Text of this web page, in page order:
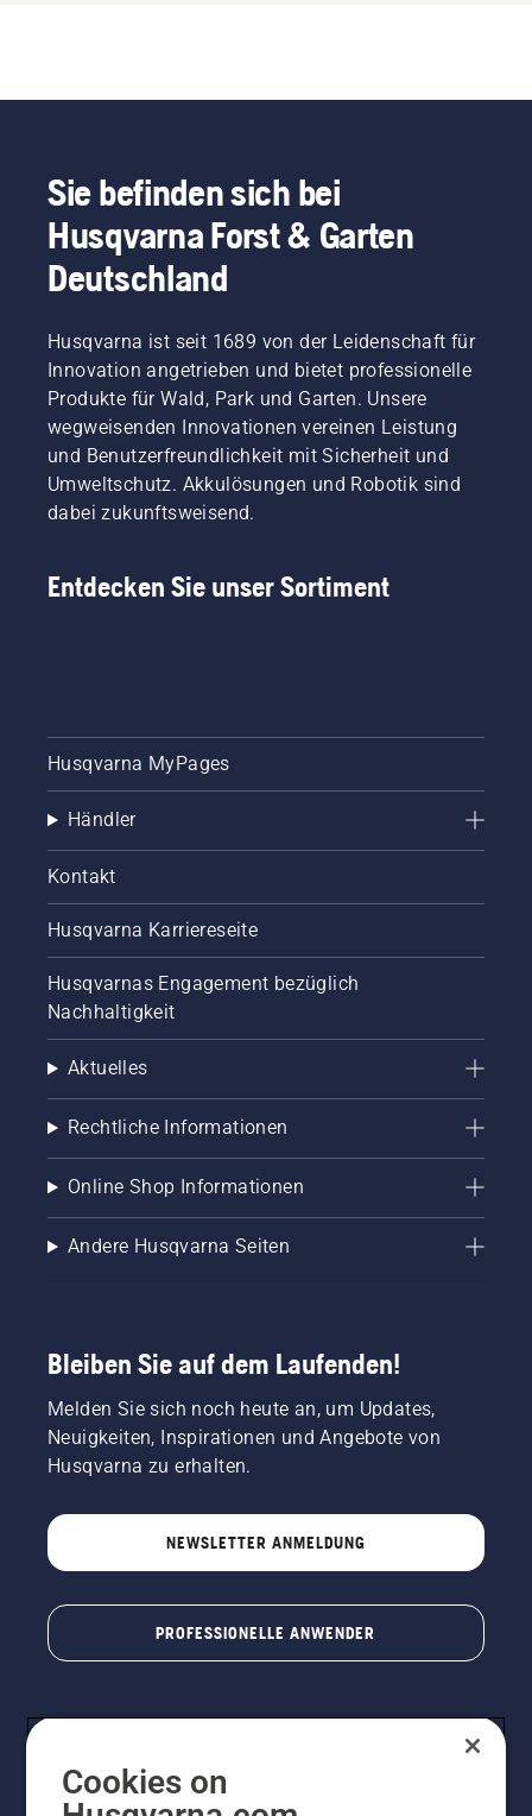
Sie befinden sich bei
Husqvarna Forst & Garten
Deutschland
Husqvarna ist seit 1689 von der Leidenschaft für
Innovation angetrieben und bietet professionelle
Produkte für Wald, Park und Garten. Unsere
wegweisenden Innovationen vereinen Leistung
und Benutzerfreundlichkeit mit Sicherheit und
Umweltschutz. Akkulösungen und Robotik sind
dabei zukunftsweisend.
Entdecken Sie unser Sortiment
Husqvarna MyPages
Händler
Kontakt
Husqvarna Karriereseite
Husqvarnas Engagement bezüglich
Nachhaltigkeit
Aktuelles
Rechtliche Informationen
Online Shop Informationen
Andere Husqvarna Seiten
Bleiben Sie auf dem Laufenden!
Melden Sie sich noch heute an, um Updates,
Neuigkeiten, Inspirationen und Angebote von
Husqvarna zu erhalten.
NEWSLETTER ANMELDUNG
PROFESSIONELLE ANWENDER
Cookies on